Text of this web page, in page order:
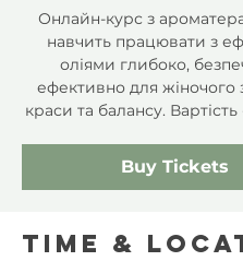
Онлайн-курс з
навчить працювати з
оліями глибоко,
ефективно для жіночого
краси та балансу.
Buy Tickets
Time &